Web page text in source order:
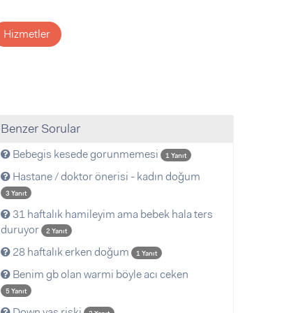
Hizmetler
Benzer Sorular
Bebegis kesede gorunmemesi 1 Yanıt
Hastane / doktor önerisi - kadın doğum
3 Yanıt
31 haftalık hamileyim ama bebek hala ters
duruyor
2 Yanıt
28 haftalık erken doğum 1 Yanıt
Benim gb olan warmi böyle acı ceken
5 Yanıt